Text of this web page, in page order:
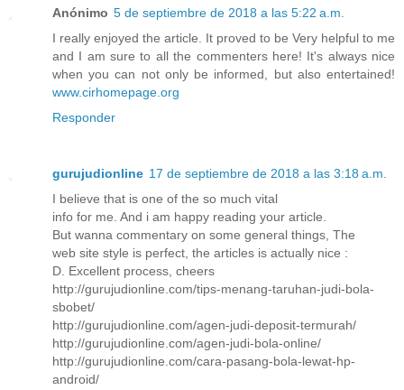
Anónimo 5 de septiembre de 2018 a las 5:22 a.m.
I really enjoyed the article. It proved to be Very helpful to me
and I am sure to all the commenters here! It's always nice
when you can not only be informed, but also entertained!
www.cirhomepage.org
Responder
gurujudionline 17 de septiembre de 2018 a las 3:18 a.m.
I believe that is one of the so much vital
info for me. And i am happy reading your article.
But wanna commentary on some general things, The
web site style is perfect, the articles is actually nice :
D. Excellent process, cheers
http://gurujudionline.com/tips-menang-taruhan-judi-bola-
sbobet/
http://gurujudionline.com/agen-judi-deposit-termurah/
http://gurujudionline.com/agen-judi-bola-online/
http://gurujudionline.com/cara-pasang-bola-lewat-hp-
android/